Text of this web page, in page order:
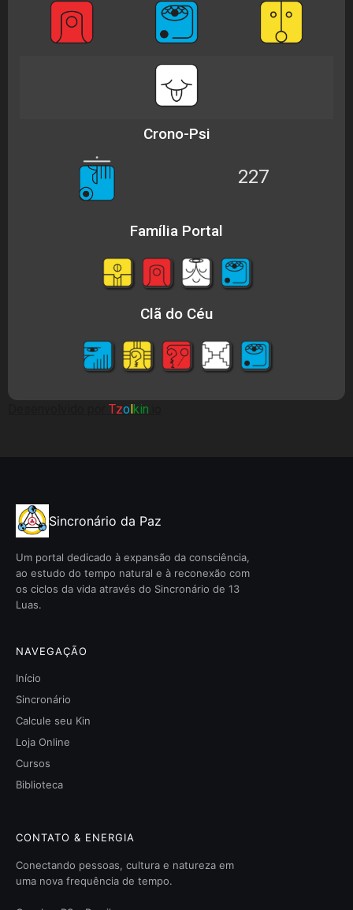
Crono-Psi
227
Família Portal
Clã do Céu
Tzolkin
Sincronário da Paz
Um portal dedicado à expansão da consciência,
ao estudo do tempo natural e à reconexão com
os ciclos da vida através do Sincronário de 13
Luas.
NAVEGAÇÃO
Início
Sincronário
Calcule seu Kin
Loja Online
Cursos
Biblioteca
CONTATO & ENERGIA
Conectando pessoas, cultura e natureza em
uma nova frequência de tempo.